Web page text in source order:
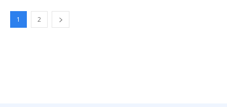
1 2